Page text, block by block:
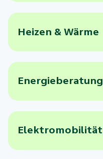
Heizen & Wärme
Energieberatung
Elektromobilität